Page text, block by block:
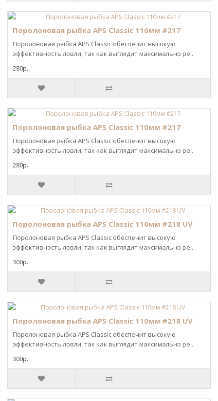
Поролоновая рыбка APS Classic 110мм #217
Поролоновая рыбка APS Classic обеспечит высокую
эффективность ловли, так как выглядит максимально ре..
280р.
Поролоновая рыбка APS Classic 110мм #217
Поролоновая рыбка APS Classic обеспечит высокую
эффективность ловли, так как выглядит максимально ре..
280р.
Поролоновая рыбка APS Classic 110мм #218 UV
Поролоновая рыбка APS Classic обеспечит высокую
эффективность ловли, так как выглядит максимально ре..
300р.
Поролоновая рыбка APS Classic 110мм #218 UV
Поролоновая рыбка APS Classic обеспечит высокую
эффективность ловли, так как выглядит максимально ре..
300р.